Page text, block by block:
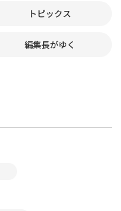
トピックス
編集長がゆく